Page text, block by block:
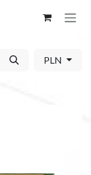
PLN